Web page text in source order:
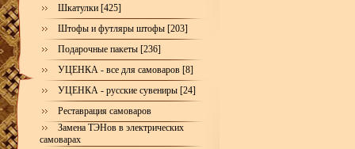
Шкатулки [425]
Штофы и футляры штофы [203]
Подарочные пакеты [236]
УЦЕНКА - все для самоваров [8]
УЦЕНКА - русские сувениры [24]
Реставрация самоваров
Замена ТЭНов в электрических
самоварах